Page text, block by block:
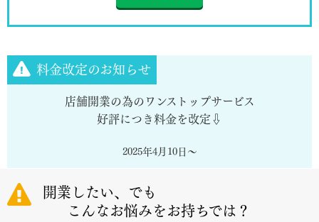
料金改定のお知らせ
店舗開業の為のワンストップサービス
好評につき料金を改定 ⇩
2025年4月10日～
開業したい、でも
こんなお悩みをお持ちでは？